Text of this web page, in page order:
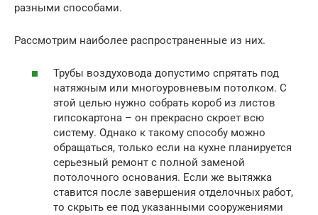
разными способами.
Рассмотрим наиболее распространенные из них.
Трубы воздуховода допустимо спрятать под
натяжным или многоуровневым потолком. С
этой целью нужно собрать короб из листов
гипсокартона – он прекрасно скроет всю
систему. Однако к такому способу можно
обращаться, только если на кухне планируется
серьезный ремонт с полной заменой
потолочного основания. Если же вытяжка
ставится после завершения отделочных работ,
то скрыть ее под указанными сооружениями